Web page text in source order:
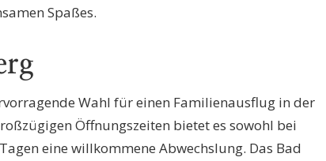
Spaßes.
Wahl für einen Familienausflug in der
Öffnungszeiten bietet es sowohl bei
eine willkommene Abwechslung. Das Bad